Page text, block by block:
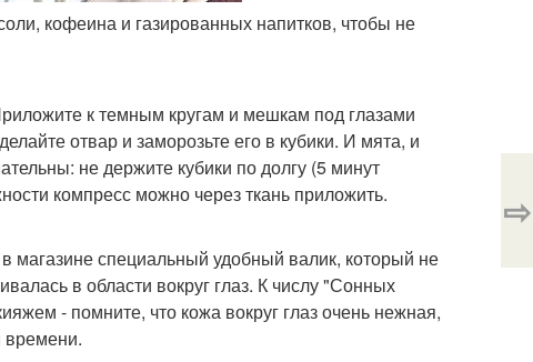
кофеина и газированных напитков, чтобы не
к темным кругам и мешкам под глазами
отвар и заморозьте его в кубики. И мята, и
не держите кубики по долгу (5 минут
компресс можно через ткань приложить.
магазине специальный удобный валик, который не
в области вокруг глаз. К числу "Сонных
- помните, что кожа вокруг глаз очень нежная,
времени.
⇨